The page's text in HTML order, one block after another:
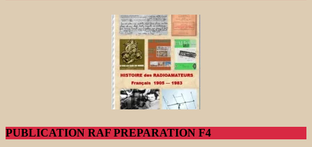
PUBLICATION RAF PREPARATION F4